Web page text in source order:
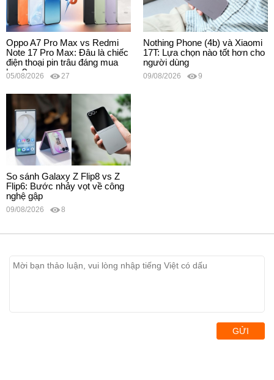
Oppo A7 Pro Max vs Redmi
Note 17 Pro Max: Đâu là chiếc
điện thoại pin trâu đáng mua
hơn?
05/08/2026 27
Nothing Phone (4b) và Xiaomi
17T: Lựa chọn nào tốt hơn cho
người dùng
09/08/2026 9
So sánh Galaxy Z Flip8 vs Z
Flip6: Bước nhảy vọt về công
nghệ gập
09/08/2026 8
GỬI